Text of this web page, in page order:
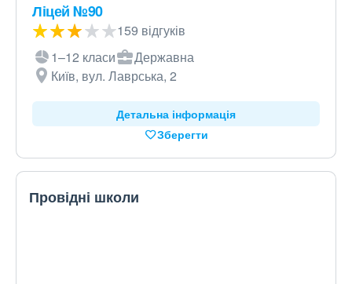
Ліцей №90
159 відгуків
1–12 класи
Державна
Київ, вул. Лаврська, 2
Детальна інформація
Зберегти
Провідні школи